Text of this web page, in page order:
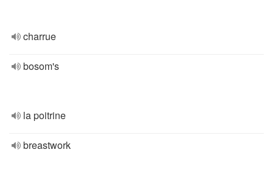
charrue
bosom's
la poitrine
breastwork